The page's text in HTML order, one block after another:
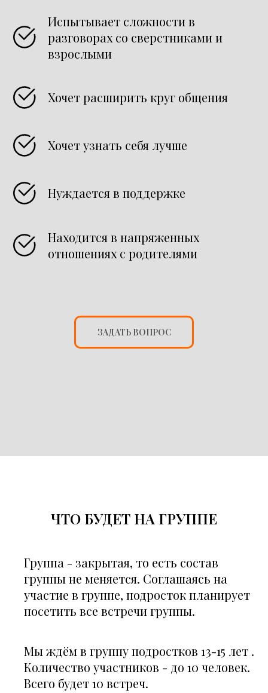
Испытывает сложности в
разговорах со сверстниками и
взрослыми
Хочет расширить круг общения
Хочет узнать себя лучше
Нуждается в поддержке
Находится в напряженных
отношениях с родителями
ЗАДАТЬ ВОПРОС
ЧТО БУДЕТ НА ГРУППЕ
Группа - закрытая, то есть состав
группы не меняется. Соглашаясь на
участие в группе, подросток планирует
посетить все встречи группы.
Мы ждём в группу подростков 13-15 лет .
Количество участников - до 10 человек.
Всего будет 10 встреч.